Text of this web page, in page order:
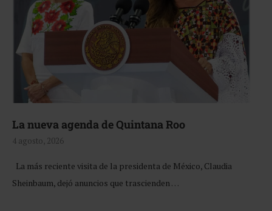
La nueva agenda de Quintana Roo
4 agosto, 2026
La más reciente visita de la presidenta de México, Claudia
Sheinbaum, dejó anuncios que trascienden …